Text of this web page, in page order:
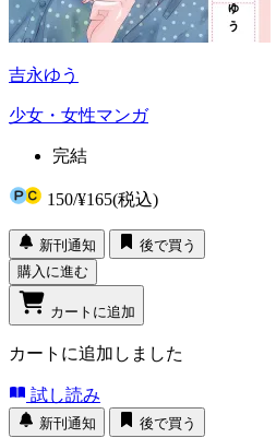
吉永ゆう
少女・女性マンガ
完結
150/¥165(税込)
新刊通知
後で買う
購入に進む
カートに追加
カートに追加しました
試し読み
新刊通知 後で買う